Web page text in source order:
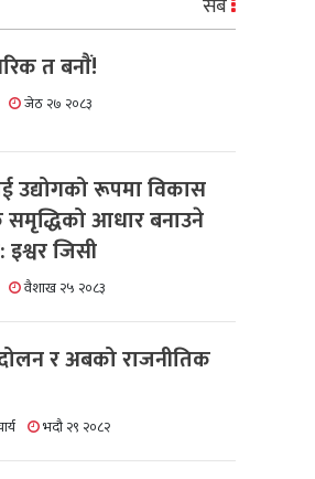
सबै
त बनाैं!
जेठ २७ २०८३
उद्योगको रूपमा विकास
समृद्धिको आधार बनाउने
जिसी
वैशाख २५ २०८३
र अबको राजनीतिक
भदौ २९ २०८२